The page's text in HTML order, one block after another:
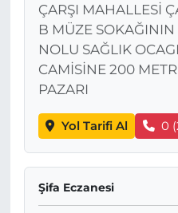
ÇARŞI MAHALLESİ
B MÜZE SOKAĞININ
NOLU SAĞLIK
CAMİSİNE 200
PAZARI
Yol Tarifi Al 0
Şifa Eczanesi